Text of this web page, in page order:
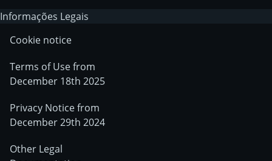
Informações Legais
Cookie notice
Terms of Use from
December 18th 2025
Privacy Notice from
December 29th 2024
Other Legal